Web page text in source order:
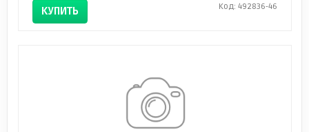
КУПИТЬ Код: 492836-46